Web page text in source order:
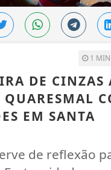
1
DE CINZAS
EM SANTA
de reflexão